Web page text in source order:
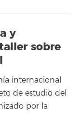
y
sobre
internacional
de estudio del
por la